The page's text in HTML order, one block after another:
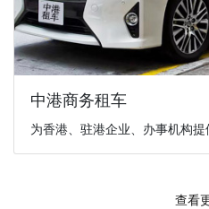
中港商务租车
为香港、驻港企业、办事机构提
查看